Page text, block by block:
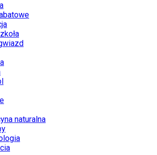
naturalna